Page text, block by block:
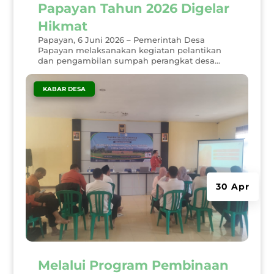
Papayan Tahun 2026 Digelar
Hikmat
Papayan, 6 Juni 2026 – Pemerintah Desa
Papayan melaksanakan kegiatan pelantikan
dan pengambilan sumpah perangkat desa...
Melalui Program Pembinaan
30 Apr
KABAR DESA